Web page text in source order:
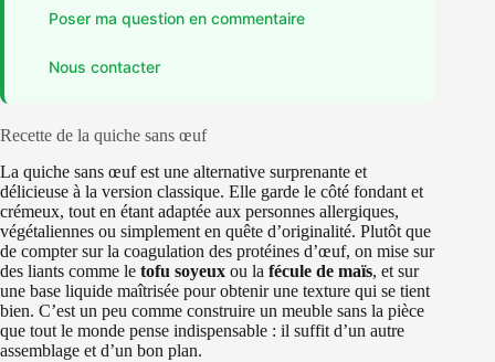
Poser ma question en commentaire
Nous contacter
Recette de la quiche sans œuf
La quiche sans œuf est une alternative surprenante et
délicieuse à la version classique. Elle garde le côté fondant et
crémeux, tout en étant adaptée aux personnes allergiques,
végétaliennes ou simplement en quête d’originalité. Plutôt que
de compter sur la coagulation des protéines d’œuf, on mise sur
des liants comme le tofu soyeux ou la fécule de maïs, et sur
une base liquide maîtrisée pour obtenir une texture qui se tient
bien. C’est un peu comme construire un meuble sans la pièce
que tout le monde pense indispensable : il suffit d’un autre
assemblage et d’un bon plan.